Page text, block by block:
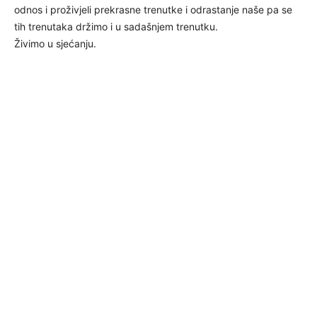
odnos i proživjeli prekrasne trenutke i odrastanje naše pa se
tih trenutaka držimo i u sadašnjem trenutku.
Živimo u sjećanju.